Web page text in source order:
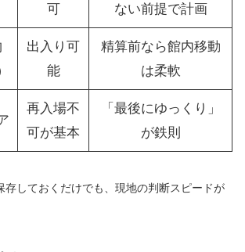
可
ない前提で計画
出入り可
能
精算前なら館内移動
は柔軟
再入場不
可が基本
「最後にゆっくり」
が鉄則
存しておくだけでも、現地の判断スピードが